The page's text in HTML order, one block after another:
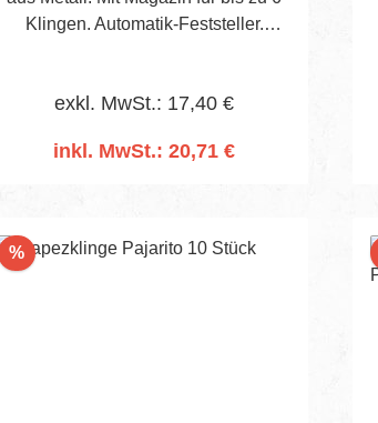
Klingen. Automatik-Feststeller.
exkl. MwSt.: 17,40 €
inkl. MwSt.: 20,71 €
%Rabatt